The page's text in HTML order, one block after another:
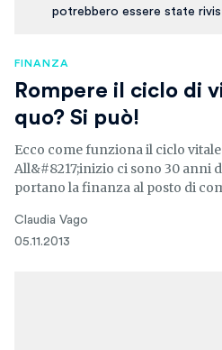
potrebbero essere state
FINANZA
Rompere il ciclo di
quo? Si può!
Ecco come funziona il ciclo
All&#8217;inizio ci sono 30 anni
portano la finanza al posto di
Claudia Vago
05.11.2013